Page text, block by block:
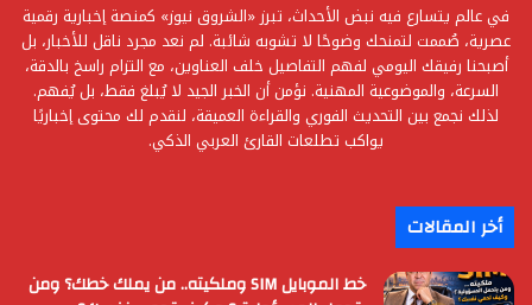
في عالم يتسارع فيه نبض الأحداث، تبرز «الشروق نيوز» كمنصة إخبارية رقمية
عصرية، صُممت لتمنحك وضوحًا لا تشوبه شائبة. لم نعد مجرد ناقل للأخبار، بل
أصبحنا رفيقك اليومي لفهم التفاصيل خلف العناوين، مع التزام راسخ بالدقة،
السرعة، والموضوعية المهنية. نؤمن أن الخبر الجيد لا يُبلغ فقط، بل يُفهم.
لذلك نجمع بين التحديث الفوري والقراءة العميقة، لنقدم لك محتوى إخباريًا
يواكب تطلعات القارئ العربي الذكي.
أخر المقالات
خط الموبايل SIM وملكيته.. من يملك خطك؟ ومن